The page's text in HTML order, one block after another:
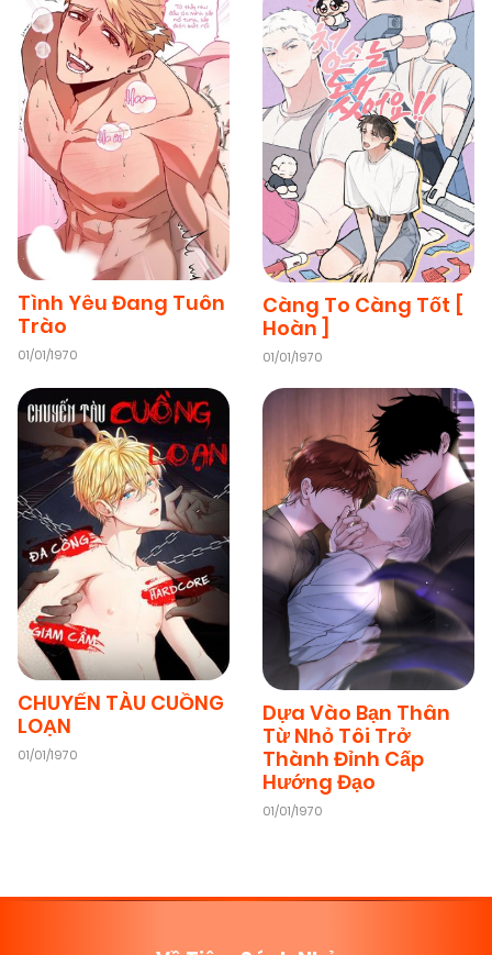
Tình Yêu Đang Tuôn
Trào
01/01/1970
Càng To Càng Tốt [
Hoàn ]
01/01/1970
CHUYẾN TÀU CUỒNG
LOẠN
01/01/1970
Dựa Vào Bạn Thân
Từ Nhỏ Tôi Trở
Thành Đỉnh Cấp
Hướng Đạo
01/01/1970